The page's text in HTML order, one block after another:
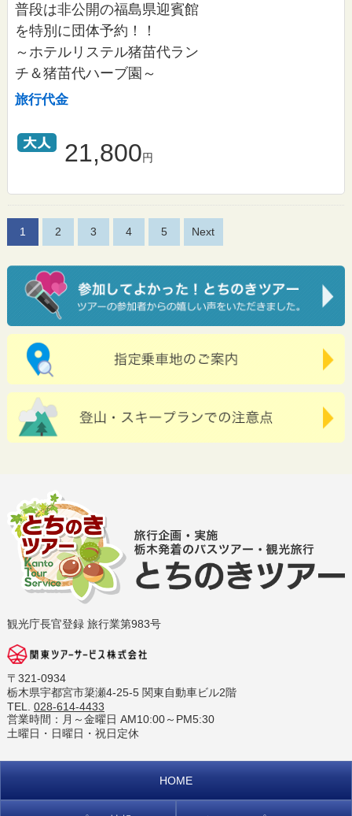
普段は非公開の福島県迎賓館
を特別に団体予約！！
～ホテルリステル猪苗代ラン
チ＆猪苗代ハーブ園～
旅行代金
21,800円
1 2 3 4 5 Next
観光庁長官登録 旅行業第983号
〒321-0934
栃木県宇都宮市簗瀬4-25-5 関東自動車ビル2階
TEL. 028-614-4433
営業時間：月～金曜日 AM10:00～PM5:30
土曜日・日曜日・祝日定休
HOME